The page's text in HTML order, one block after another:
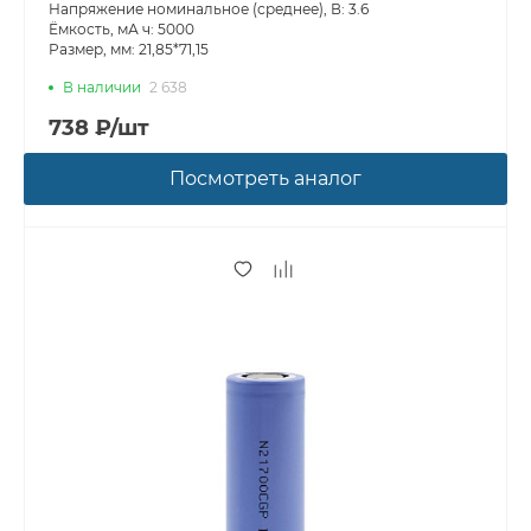
Напряжение номинальное (среднее), В: 3.6
Ёмкость, мА ч: 5000
Размер, мм: 21,85*71,15
В наличии 2 638
738 ₽/шт
Посмотреть аналог